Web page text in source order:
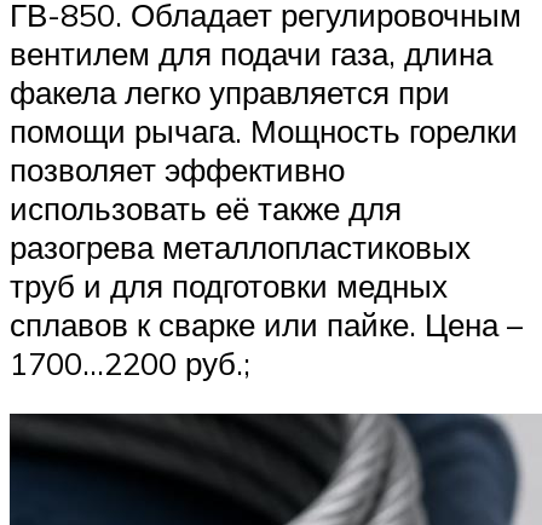
ГВ-850. Обладает регулировочным
вентилем для подачи газа, длина
факела легко управляется при
помощи рычага. Мощность горелки
позволяет эффективно
использовать её также для
разогрева металлопластиковых
труб и для подготовки медных
сплавов к сварке или пайке. Цена –
1700…2200 руб.;